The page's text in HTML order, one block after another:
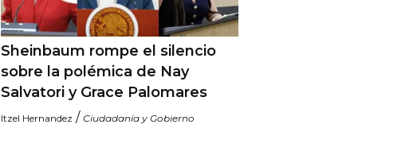
Sheinbaum rompe el silencio
sobre la polémica de Nay
Salvatori y Grace Palomares
Itzel Hernandez / Ciudadanía y Gobierno